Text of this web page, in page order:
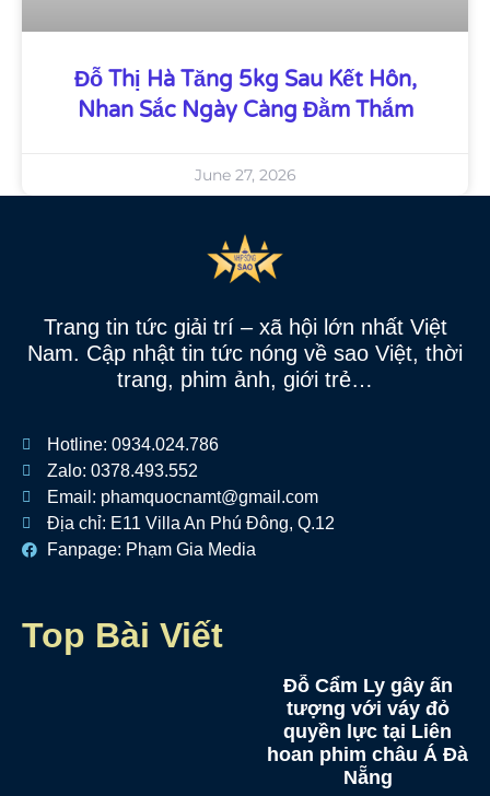
Đỗ Thị Hà Tăng 5kg Sau Kết Hôn,
Nhan Sắc Ngày Càng Đằm Thắm
June 27, 2026
Trang tin tức giải trí – xã hội lớn nhất Việt
Nam. Cập nhật tin tức nóng về sao Việt, thời
trang, phim ảnh, giới trẻ…
Hotline: 0934.024.786
Zalo: 0378.493.552
Email: phamquocnamt@gmail.com
Địa chỉ: E11 Villa An Phú Đông, Q.12
Fanpage: Phạm Gia Media
Top Bài Viết
Đỗ Cẩm Ly gây ấn
tượng với váy đỏ
quyền lực tại Liên
hoan phim châu Á Đà
Nẵng